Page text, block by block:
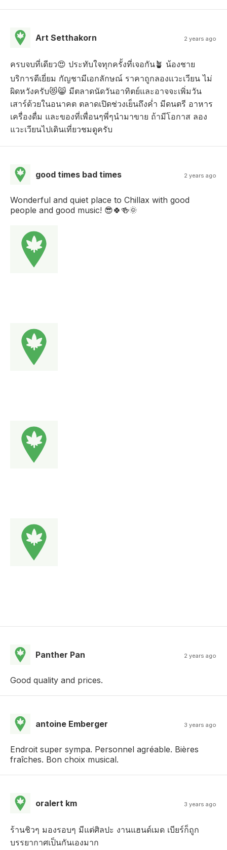
Art Setthakorn 2 years ago
ครบจบที่เดียว😍 ประทับใจทุกครั้งที่เจอกัน🪴 น้องชาย
บริการดีเยี่ยม กัญชามีเอกลักษณ์ ราคาถูกลองเเวะเวียน ไม่
ผิดหวังครับ😻😸 มีตลาดนัดวันอาทิตย์และอาจจะเพิ่มวัน
เสาร์ด้วยในอนาคต ตลาดเปิดช่วงเย็นถึงค่ำ มีดนตรี อาหาร
เครื่องดื่ม และของที่เพื่อนๆพี่ๆนำมาขาย ถ้ามีโอกาส ลอง
แวะเวียนไปเดินเที่ยวชมดูครับ
good times bad times 2 years ago
Wonderful and quiet place to Chillax with good
people and good music! 😎🍀🍻🌞
Panther Pan 2 years ago
Good quality and prices.
antoine Emberger 3 years ago
Endroit super sympa. Personnel agréable. Bières
fraîches. Bon choix musical.
oralert km 3 years ago
ร้านชิวๆ มองรอบๆ มีแต่ศิลปะ งานแฮนด์เมด เบียร์ก็ถูก
บรรยากาศเป็นกันเองมาก